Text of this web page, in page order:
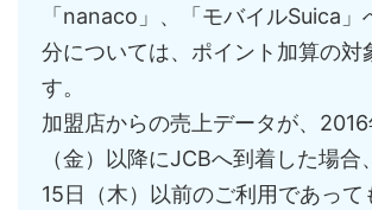
「nanaco」、「モバイルSuica」
分については、ポイント加算の対
す。
加盟店からの売上データが、2016
（金）以降にJCBへ到着した場合
15日（木）以前のご利用であって